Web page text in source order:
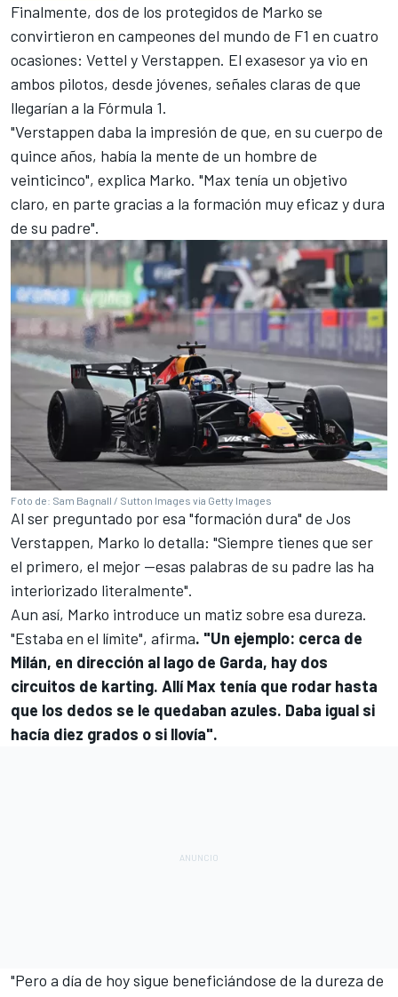
Finalmente, dos de los protegidos de Marko se
convirtieron en campeones del mundo de F1 en cuatro
ocasiones: Vettel y Verstappen. El exasesor ya vio en
ambos pilotos, desde jóvenes, señales claras de que
llegarían a la Fórmula 1.
"Verstappen daba la impresión de que, en su cuerpo de
quince años, había la mente de un hombre de
veinticinco", explica Marko. "Max tenía un objetivo
claro, en parte gracias a la formación muy eficaz y dura
de su padre".
Foto de: Sam Bagnall / Sutton Images via Getty Images
Al ser preguntado por esa "formación dura" de Jos
Verstappen, Marko lo detalla: "Siempre tienes que ser
el primero, el mejor —esas palabras de su padre las ha
interiorizado literalmente".
Aun así, Marko introduce un matiz sobre esa dureza.
"Estaba en el límite", afirma. "Un ejemplo: cerca de
Milán, en dirección al lago de Garda, hay dos
circuitos de karting. Allí Max tenía que rodar hasta
que los dedos se le quedaban azules. Daba igual si
hacía diez grados o si llovía".
"Pero a día de hoy sigue beneficiándose de la dureza de